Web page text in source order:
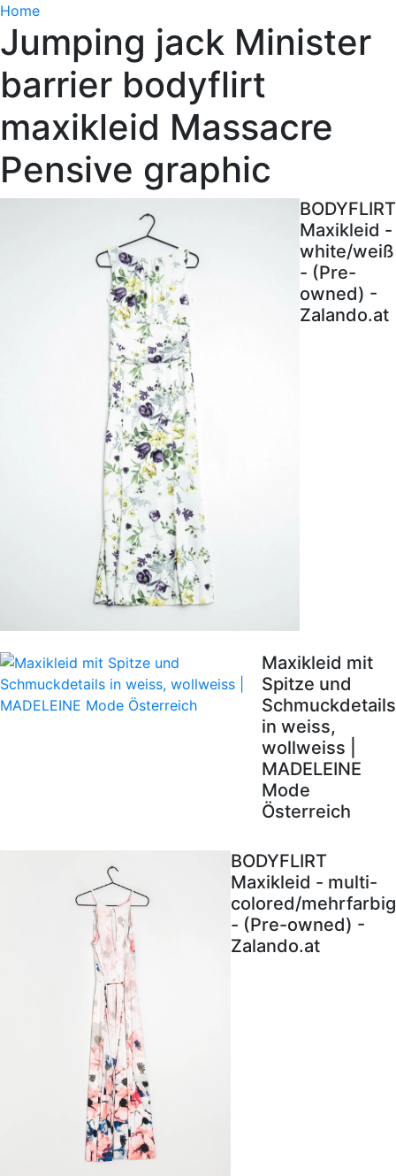
Home
Jumping jack Minister
barrier bodyflirt
maxikleid Massacre
Pensive graphic
BODYFLIRT
Maxikleid -
white/weiß
- (Pre-
owned) -
Zalando.at
Maxikleid mit
Spitze und
Schmuckdetails
in weiss,
wollweiss |
MADELEINE
Mode
Österreich
BODYFLIRT
Maxikleid - multi-
colored/mehrfarbig
- (Pre-owned) -
Zalando.at